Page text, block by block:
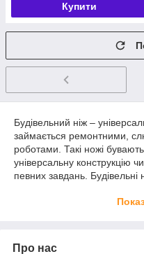
Купити
Будівельний ніж –
займається ремонтними,
роботами. Такі ножі
універсальну конструкцію
певних завдань. Будівельні
дерева, гіпсокартону,
Про нас